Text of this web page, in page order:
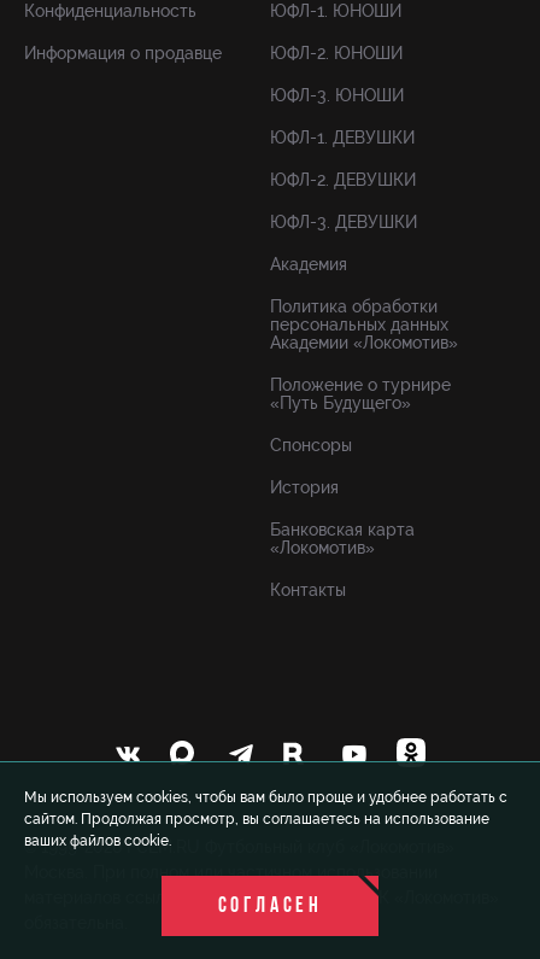
Мы используем cookies, чтобы вам было проще и удобнее работать с
сайтом. Продолжая просмотр, вы соглашаетесь на использование
ваших файлов cookie.
СОГЛАСЕН
Конфиденциальность
Информация о продавце
ЮФЛ-1. ЮНОШИ
ЮФЛ-2. ЮНОШИ
ЮФЛ-3. ЮНОШИ
ЮФЛ-1. ДЕВУШКИ
ЮФЛ-2. ДЕВУШКИ
ЮФЛ-3. ДЕВУШКИ
Академия
Политика обработки
персональных данных
Академии «Локомотив»
Положение о турнире
«Путь Будущего»
Спонсоры
История
Банковская карта
«Локомотив»
Контакты
© 1999-2026 FCLM.RU Футбольный клуб «Локомотив»
Москва. При полном или частичном использовании
материалов ссылка на официальный сайт ФК «Локомотив»